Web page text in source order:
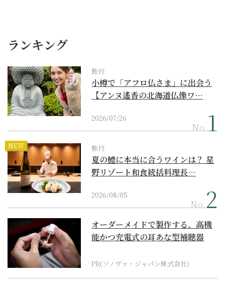
ランキング
旅行
小樽で「アフロ仏さま」に出会う
【アンヌ遙香の北海道仏像ワ…
2026/07/26
No.
NEW 旅行
夏の鱧に本当に合うワインは？ 星
野リゾート和食統括料理長…
2026/08/05
No.
オーダーメイドで製作する、高機
能かつ充電式の耳あな型補聴器
PR(ソノヴァ・ジャパン株式会社)